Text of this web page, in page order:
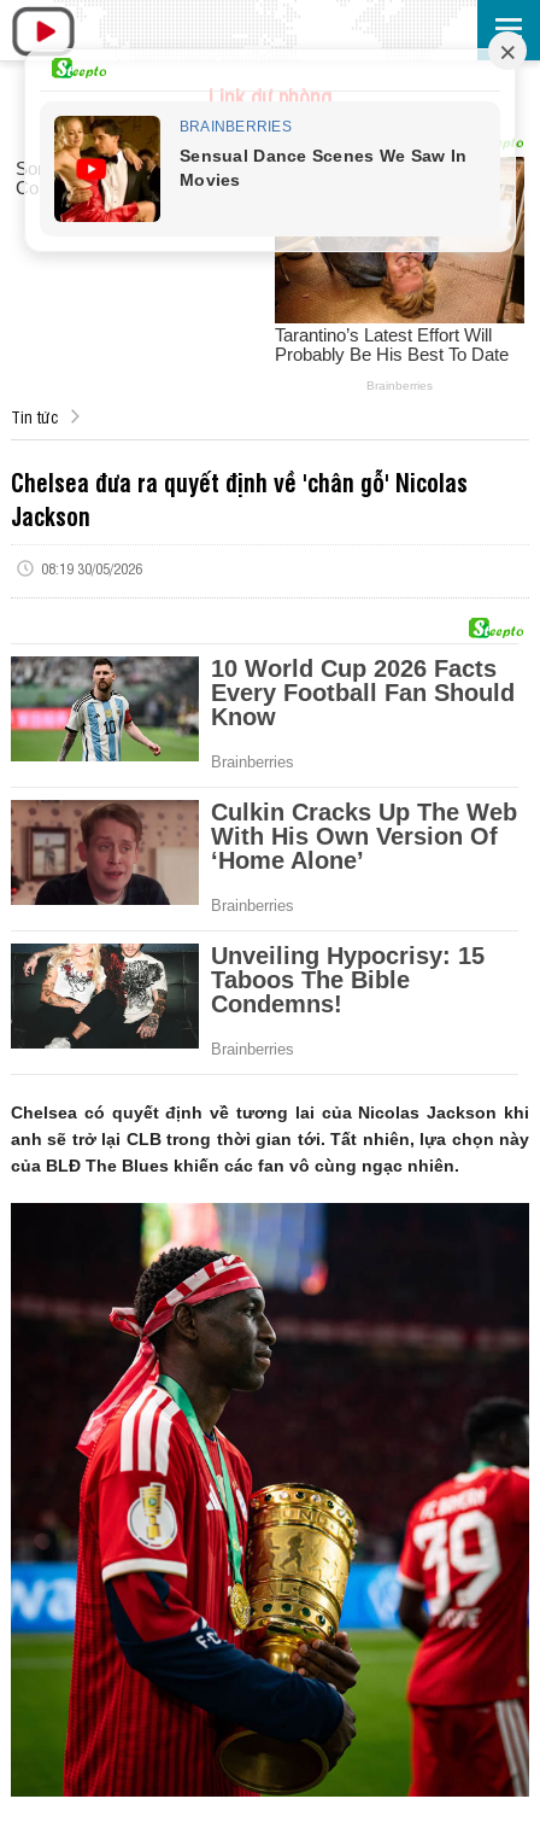
Link dự phòng
Tin tức
Chelsea đưa ra quyết định về 'chân gỗ' Nicolas
Jackson
08:19 30/05/2026
Chelsea có quyết định về tương lai của Nicolas Jackson khi
anh sẽ trở lại CLB trong thời gian tới. Tất nhiên, lựa chọn này
của BLĐ The Blues khiến các fan vô cùng ngạc nhiên.